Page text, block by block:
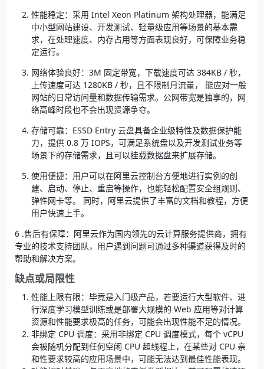
性能稳定：采用 Intel Xeon Platinum 架构处理器，能满足
中小型网站建设、开发测试、轻量级应用等场景的基本需
求，在处理速度、内存占用等方面表现良好，可保障业务稳
定运行。
网络体验良好：3M 固定带宽，下载速度可达 384KB / 秒，
上传速度可达 1280KB / 秒，且不限制月流量， 能应对一般
网站的日常访问量和数据传输需求。公网带宽是独享的，网
络高峰时段也不会出现资源争夺。
存储可靠：ESSD Entry 云盘具备企业级特性及数据保护能
力，提供 0.8 万 IOPS，可满足系统盘以及开发测试业务等
场景下的存储需求，且可以挂载数据盘来扩展存储。
使用便捷：用户可以在阿里云控制台方便地进行实例的创
建、启动、停止、重启等操作，也能轻松配置安全组规则、
弹性网卡等。 同时，阿里云提供了丰富的文档和教程，方便
用户快速上手。
6 .售后有保障：阿里云作为国内领先的云计算服务提供商，拥有
专业的技术支持团队，用户遇到问题可通过多种渠道获得及时的
帮助和解决方案。
缺点或局限性
性能上限有限：毕竟是入门级产品，若要运行大型软件、进
行深度学习模型训练或是部署大规模的 Web 应用等对计算
资源和性能要求极高的任务，可能会出现性能不足的情况。
非绑定 CPU 调度：采用非绑定 CPU 调度模式，每个 vCPU
会被随机分配到任何空闲 CPU 超线程上，在某些对 CPU 亲
和性要求较高的应用场景中，可能无法达到最佳性能表现。